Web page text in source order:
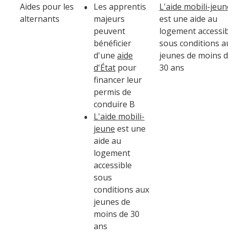
Aides pour les
alternants
Les apprentis
majeurs
peuvent
bénéficier
d'une aide
d'État pour
financer leur
permis de
conduire B
L'aide mobili-
jeune est une
aide au
logement
accessible
sous
conditions aux
jeunes de
moins de 30
ans
L'aide mobili-
est une aide au
logement
sous conditions
jeunes de moins
30 ans